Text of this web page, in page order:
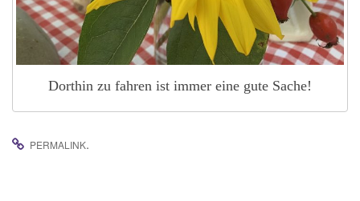
Dorthin zu fahren ist immer eine gute Sache!
PERMALINK.